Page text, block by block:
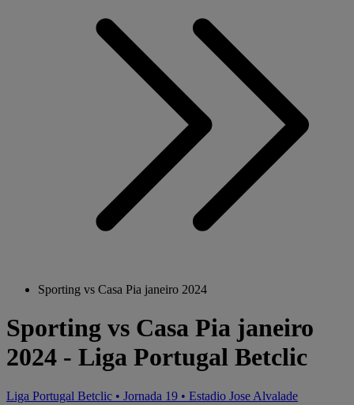
Sporting vs Casa Pia janeiro 2024
Sporting vs Casa Pia janeiro
2024 - Liga Portugal Betclic
Liga Portugal Betclic • Jornada 19 • Estadio Jose Alvalade